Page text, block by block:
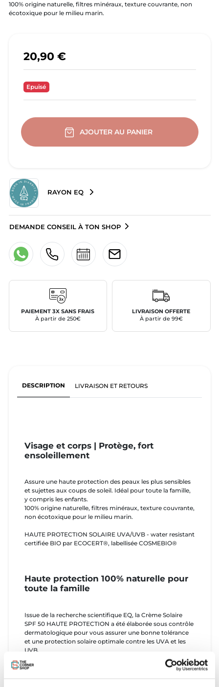
100% origine naturelle, filtres minéraux, texture couvrante, non
écotoxique pour le milieu marin.
20,90 €
Epuisé
AJOUTER AU PANIER
RAYON EQ
DEMANDE CONSEIL À TON SHOP
PAIEMENT 3X SANS FRAIS
À partir de 250€
LIVRAISON OFFERTE
À partir de 99€
DESCRIPTION LIVRAISON ET RETOURS
Visage et corps | Protège, fort
ensoleillement
Assure une haute protection des peaux les plus sensibles
et sujettes aux coups de soleil. Idéal pour toute la famille,
y compris les enfants.
100% origine naturelle, filtres minéraux, texture couvrante,
non écotoxique pour le milieu marin.
HAUTE PROTECTION SOLAIRE UVA/UVB - water resistant
certifiée BIO par ECOCERT®, labellisée COSMEBIO®
Haute protection 100% naturelle pour
toute la famille
Issue de la recherche scientifique EQ, la Crème Solaire
SPF 50 HAUTE PROTECTION a été élaborée sous contrôle
dermatologique pour vous assurer une bonne tolérance
et une protection solaire optimale contre les UVA et les
UVB.
Certifiée BIO par le très exigeant organisme ECOCERT®,